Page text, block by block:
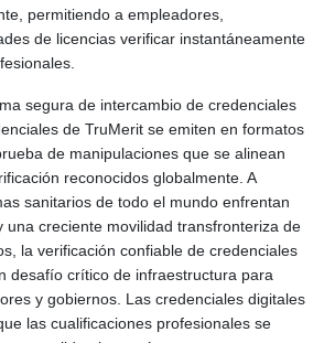
permitiendo a empleadores,
de licencias verificar instantáneamente
segura de intercambio de credenciales
de TruMerit se emiten en formatos
de manipulaciones que se alinean
reconocidos globalmente. A
sanitarios de todo el mundo enfrentan
una creciente movilidad transfronteriza de
la verificación confiable de credenciales
desafío crítico de infraestructura para
y gobiernos. Las credenciales digitales
las cualificaciones profesionales se